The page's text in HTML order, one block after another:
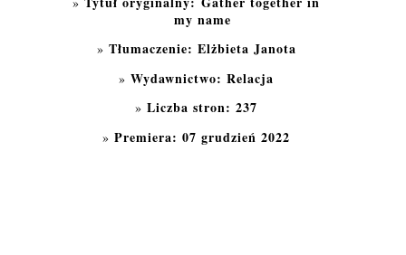
my name
Tłumaczenie: Elżbieta Janota
Wydawnictwo: Relacja
Liczba stron: 237
Premiera: 07 grudzień 2022